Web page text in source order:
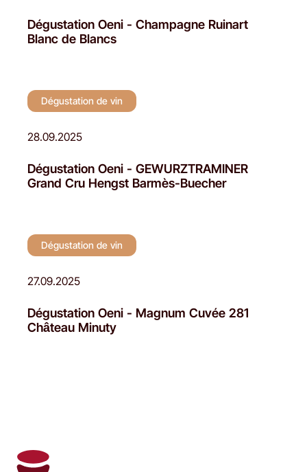
Dégustation Oeni - Champagne Ruinart
Blanc de Blancs
Dégustation de vin
28.09.2025
Dégustation Oeni - GEWURZTRAMINER
Grand Cru Hengst Barmès-Buecher
Dégustation de vin
27.09.2025
Dégustation Oeni - Magnum Cuvée 281
Château Minuty